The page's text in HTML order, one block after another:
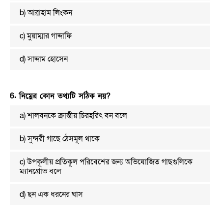
b) আব্রাহাম লিংকন
c) মুয়াম্মার গাদ্দাফি
d) সাদ্দাম হোসেন
6. নিম্নের কোন তথ্যটি সঠিক নয়?
a) শালবনকে ক্রান্তীয় চিরহরিৎ বন বলে
b) সুন্দরী গাছে ঠেসমূল থাকে
c) উপকূলীয় প্রতিকূল পরিবেশের জন্য অভিযোজিত গাছগুলিকে
ম্যানগ্রোভ বলে
d) ছন এক ধরনের ঘাস